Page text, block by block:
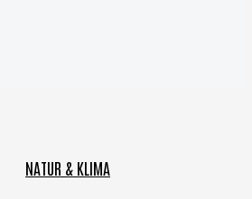
NATUR & KLIMA